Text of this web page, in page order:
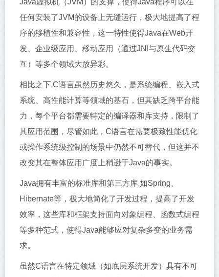
Java虚拟机（JVM）的支撑，使得Java程序可以在
任何安装了JVM的设备上无缝运行，极大地提高了程
序的移植性和兼容性，这一特性使得Java在Web开
发、企业级应用、移动应用（通过JNI与原生代码交
互）等多个领域大放异彩。
相比之下,C语言虽然历史悠久，是系统编程、嵌入式
系统、高性能计算等领域的基石，但其缺乏跨平台能
力，每个平台都需要特定的编译器和库支持，限制了
其应用范围，尽管如此，C语言在需要极致性能优化
或操作系统级控制的场景中仍然不可替代，但这并不
改变其在整体应用广度上稍逊于Java的事实。
Java拥有丰富的标准库和第三方库,如Spring、
Hibernate等，极大地简化了开发过程，提高了开发
效率，这些库和框架支持面向对象编程、函数式编程
等多种范式，使得Java能够应对复杂多变的业务需
求。
虽然C语言在特定领域（如底层系统开发）具有不可